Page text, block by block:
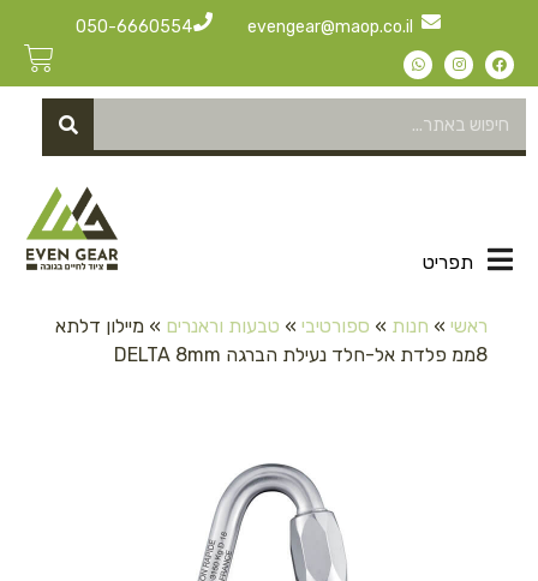
evengear@maop.co.il
050-6660554
תפריט
ראשי » חנות » ספורטיבי » טבעות וראנרים » מיילון דלתא
8ממ פלדת אל-חלד נעילת הברגה DELTA 8mm